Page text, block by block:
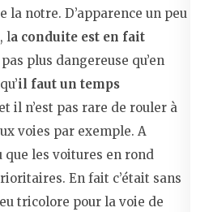
la notre. D’apparence un peu
la conduite est en fait
pas plus dangereuse qu’en
il faut un temps
il n’est pas rare de rouler à
voies par exemple. A
que les voitures en rond
En fait c’était sans
tricolore pour la voie de